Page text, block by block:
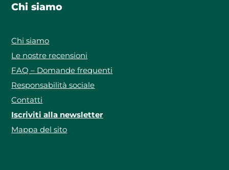
Chi siamo
Chi siamo
Le nostre recensioni
FAQ – Domande frequenti
Responsabilità sociale
Contatti
Iscriviti alla newsletter
Mappa del sito